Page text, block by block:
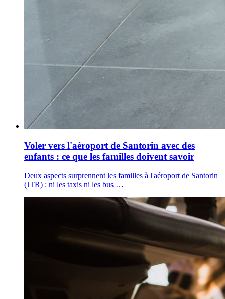
Voler vers l'aéroport de Santorin avec des
enfants : ce que les familles doivent savoir
Deux aspects surprennent les familles à l'aéroport de Santorin
(JTR) : ni les taxis ni les bus …